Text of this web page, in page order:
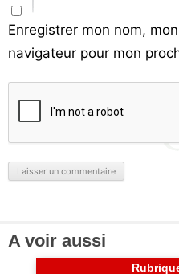
Enregistrer mon nom,
navigateur pour mon
A voir aussi